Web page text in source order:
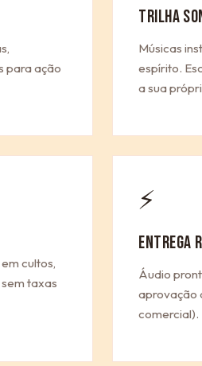
para ação
TRILHA
Músicas
espírito.
a sua
cultos,
taxas
⚡
ENTREGA
Áudio
aprovação
comercial).